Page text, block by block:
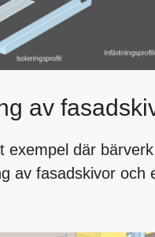
av
exempel där
av fasadskivor och